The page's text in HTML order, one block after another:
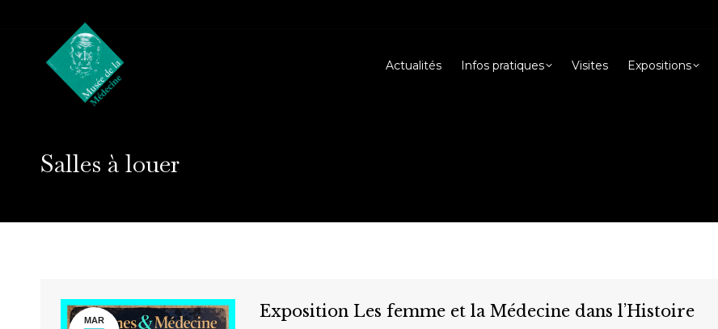
Actualités Infos pratiques Visites Expositions
Salles à louer
MAR Exposition Les femme et la Médecine dans l’Histoire